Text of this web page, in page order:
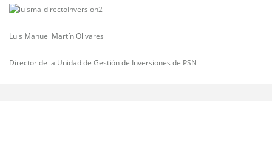
Luis Manuel Martín Olivares
Director de la Unidad de Gestión de Inversiones de PSN